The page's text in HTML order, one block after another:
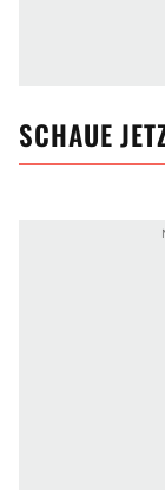
SCHAUE